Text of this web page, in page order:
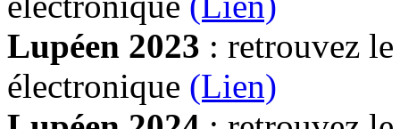
Lupéen 2023 : retrouvez
électronique (Lien)